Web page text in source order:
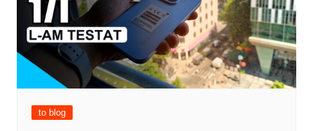
to blog